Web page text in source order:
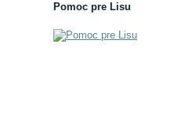
Pomoc pre Lisu